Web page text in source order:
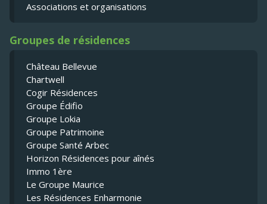
Associations et organisations
Groupes de résidences
Château Bellevue
Chartwell
Cogir Résidences
Groupe Édifio
Groupe Lokia
Groupe Patrimoine
Groupe Santé Arbec
Horizon Résidences pour aînés
Immo 1ère
Le Groupe Maurice
Les Résidences Enharmonie